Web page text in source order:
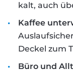
kalt, auch
Kaffee
Deckel zum
Büro und